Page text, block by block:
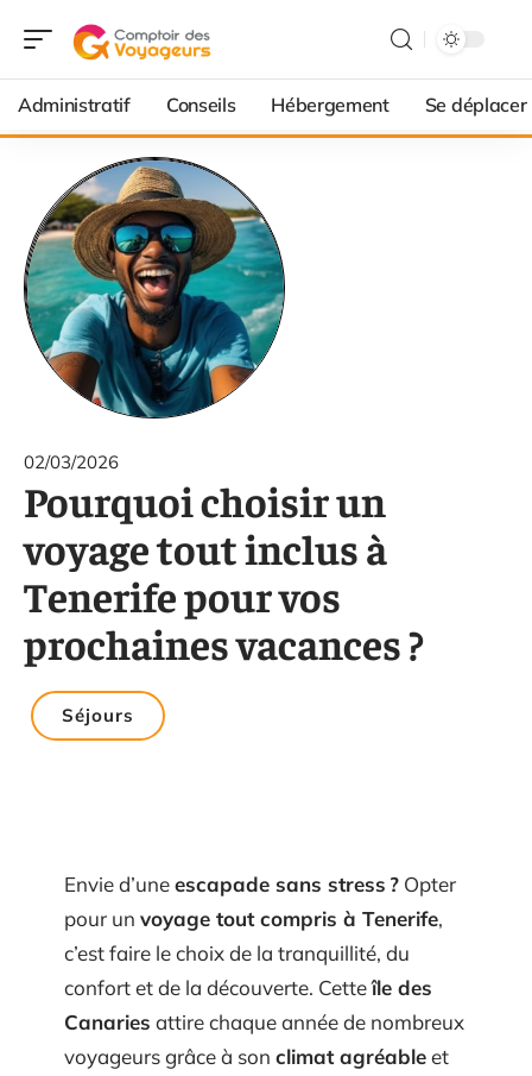
Administratif Conseils Hébergement Se déplacer
02/03/2026
Pourquoi choisir un
voyage tout inclus à
Tenerife pour vos
prochaines vacances ?
Séjours
Envie d’uneescapade sans stress ? Opter
pour un voyage tout compris à Tenerife,
c’est faire le choix de la tranquillité, du
confort et de la découverte. Cetteîle des
Canaries attire chaque année de nombreux
voyageurs grâce à son climat agréableet